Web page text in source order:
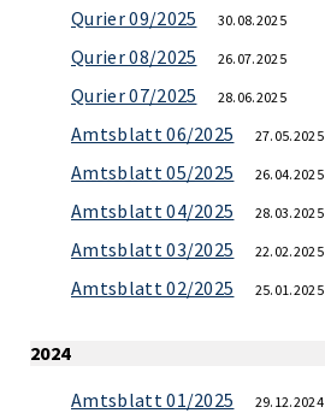
Qurier 09/2025 30.08.2025
Qurier 08/2025 26.07.2025
Qurier 07/2025 28.06.2025
Amtsblatt 06/2025 27.05.2025
Amtsblatt 05/2025 26.04.2025
Amtsblatt 04/2025 28.03.2025
Amtsblatt 03/2025 22.02.2025
Amtsblatt 02/2025 25.01.2025
2024
Amtsblatt 01/2025
29.12.2024